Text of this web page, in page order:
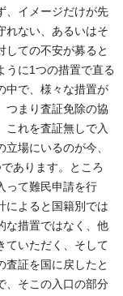
、イメージだけが先
れない、あるいはそ
しての不安が募ると
うに1つの措置で直る
中で、様々な措置が
つまり査証免除の協
これを査証無しで入
場にいるのが今、
あります。ところ
って難民申請を行
によると国籍別では
な措置ではなく、他
ていただく、そして
査証を国に戻したと
、そこの入口の部分